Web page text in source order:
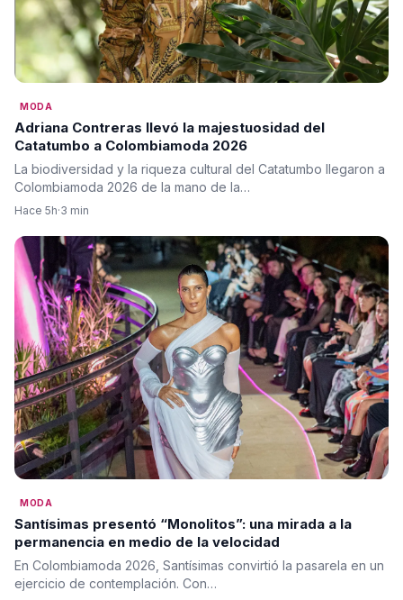
MODA
Adriana Contreras llevó la majestuosidad del
Catatumbo a Colombiamoda 2026
La biodiversidad y la riqueza cultural del Catatumbo llegaron a
Colombiamoda 2026 de la mano de la…
Hace 5h·3 min
MODA
Santísimas presentó “Monolitos”: una mirada a la
permanencia en medio de la velocidad
En Colombiamoda 2026, Santísimas convirtió la pasarela en un
ejercicio de contemplación. Con…